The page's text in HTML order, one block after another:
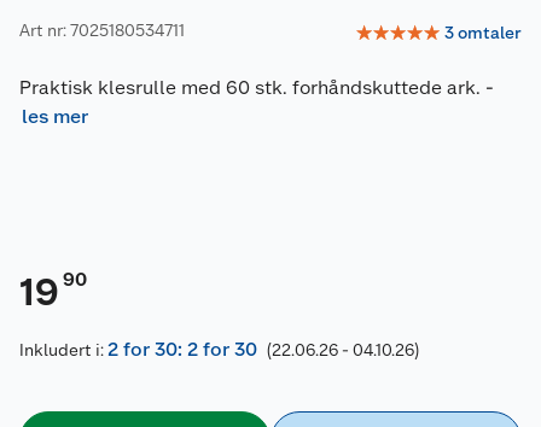
Art nr: 7025180534711 ☆☆☆☆☆ 3omtaler
Praktisk klesrulle med 60 stk. forhåndskuttede ark. -
les mer
19 90
Inkludert i:2 for 30: 2 for 30 (22.06.26 - 04.10.26)